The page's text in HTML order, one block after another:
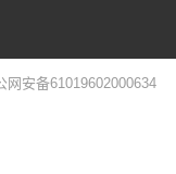
网安备61019602000634